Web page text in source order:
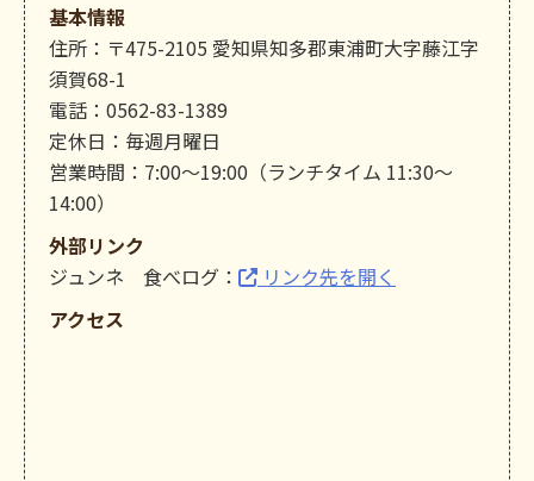
基本情報
住所：〒475-2105 愛知県知多郡東浦町大字藤江字
須賀68-1
電話：0562-83-1389
定休日：毎週月曜日
営業時間：7:00〜19:00（ランチタイム 11:30〜
14:00）
外部リンク
ジュンネ 食べログ：
リンク先を開く
アクセス